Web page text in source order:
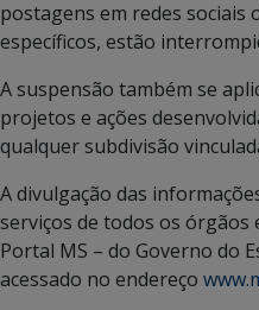
postagens em redes sociais
específicos, estão
A suspensão também se
projetos e ações
qualquer subdivisão
A divulgação das
serviços de todos os órgãos
Portal MS – do Governo do
acessado no endereço